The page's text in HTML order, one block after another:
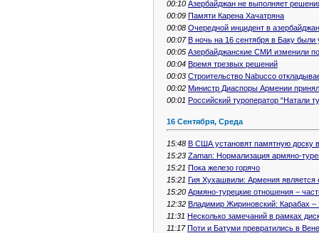
00:10 Азербайджан не выполняет
00:09 Памяти Карена Хачатряна
00:08 Очередной инцидент в
00:07 В ночь на 16 сентября в Баку
00:05 Азербайджанские СМИ изменили
00:04 Время трезвых решений
00:03 Строительство Nabucco
00:02 Министр Диаспоры Армении
00:01 Российский туроператор “Натали
16 Сентября, Среда
15:48 В США установят памятную доску
15:23 Zaman: Нормализация армяно-
15:21 Пока железо горячо
15:21 Гия Хухашвили: Армения является
15:20 Армяно-турецкие отношения –
12:32 Владимир Жириновский: Карабах –
11:31 Несколько замечаний в рамках
11:17 Поти и Батуми превратились в